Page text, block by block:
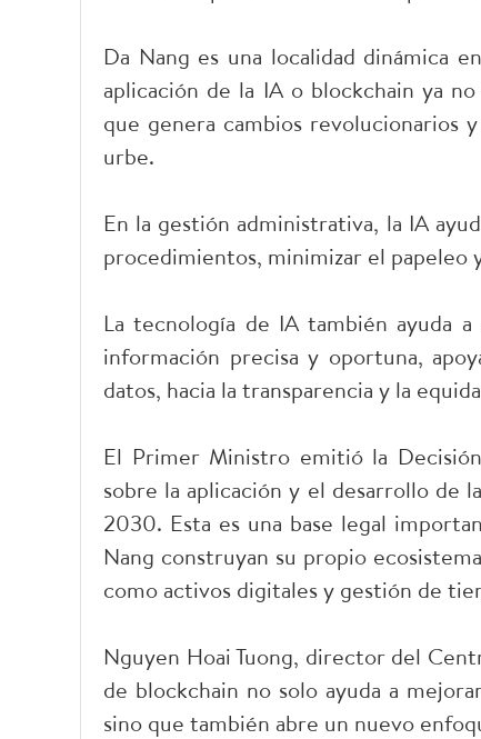
Da Nang es una localidad dinámica
aplicación de la IA o blockchain ya
que genera cambios revolucionarios
urbe.
En la gestión administrativa, la IA
procedimientos, minimizar el papeleo
La tecnología de IA también ayuda
información precisa y oportuna,
datos, hacia la transparencia y la
El Primer Ministro emitió la
sobre la aplicación y el desarrollo de
2030. Esta es una base legal
Nang construyan su propio
como activos digitales y gestión de
Nguyen Hoai Tuong, director del
de blockchain no solo ayuda a
sino que también abre un nuevo